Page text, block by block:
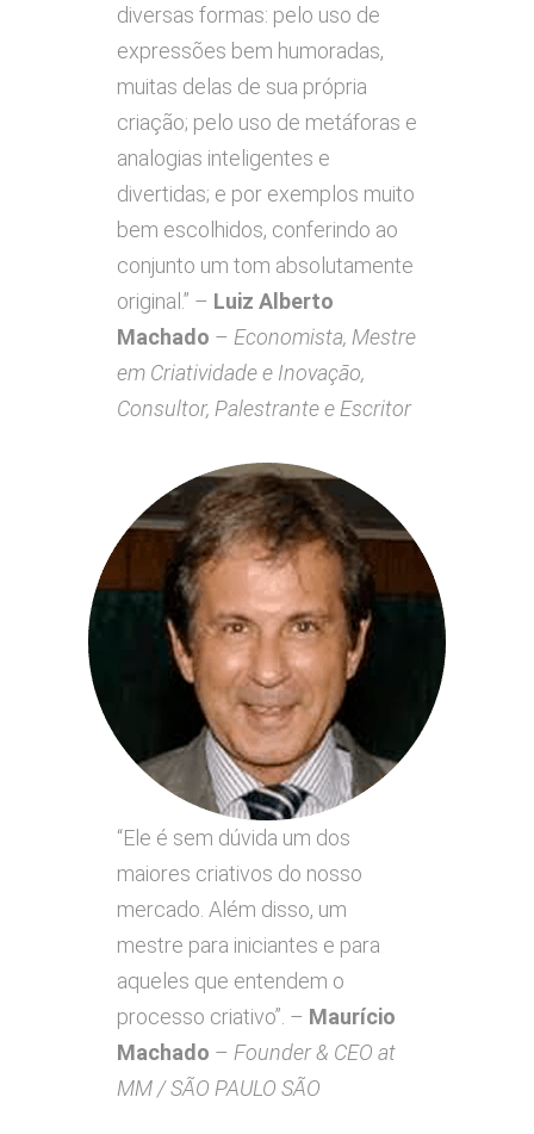
diversas formas: pelo uso de
expressões bem humoradas,
muitas delas de sua própria
criação; pelo uso de metáforas e
analogias inteligentes e
divertidas; e por exemplos muito
bem escolhidos, conferindo ao
conjunto um tom absolutamente
original.” – Luiz Alberto
Machado – Economista, Mestre
em Criatividade e Inovação,
Consultor, Palestrante e Escritor
“Ele é sem dúvida um dos
maiores criativos do nosso
mercado. Além disso, um
mestre para iniciantes e para
aqueles que entendem o
processo criativo”. – Maurício
Machado – Founder & CEO at
MM / SÃO PAULO SÃO